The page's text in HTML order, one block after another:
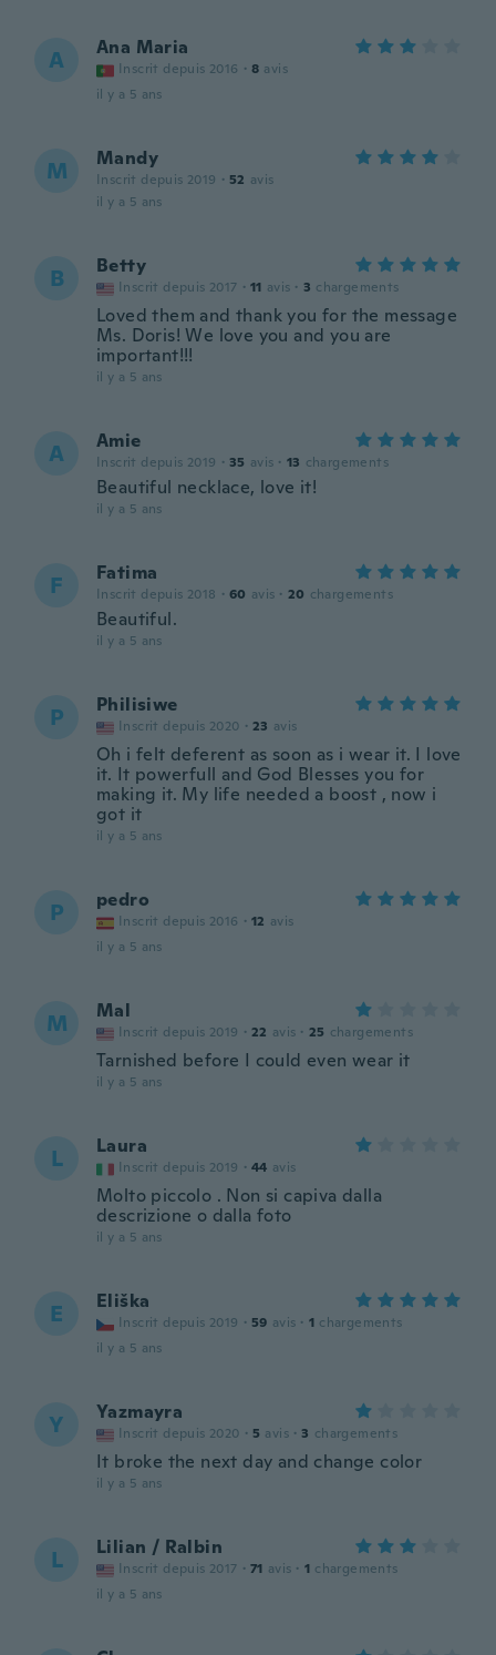
A Ana Maria
Inscrit depuis 2016 · 8 avis
il y a 5 ans
M Mandy
Inscrit depuis 2019 · 52 avis
il y a 5 ans
B Betty
Inscrit depuis 2017 · 11 avis · 3 chargements
Loved them and thank you for the message
Ms. Doris! We love you and you are
important!!!
il y a 5 ans
A Amie
Inscrit depuis 2019 · 35 avis · 13 chargements
Beautiful necklace, love it!
il y a 5 ans
F Fatima
Inscrit depuis 2018 · 60 avis · 20 chargements
Beautiful.
il y a 5 ans
P Philisiwe
Inscrit depuis 2020 · 23 avis
Oh i felt deferent as soon as i wear it. I love
it. It powerfull and God Blesses you for
making it. My life needed a boost , now i
got it
il y a 5 ans
P pedro
Inscrit depuis 2016 · 12 avis
il y a 5 ans
M Mal
Inscrit depuis 2019 · 22 avis · 25 chargements
Tarnished before I could even wear it
il y a 5 ans
L Laura
Inscrit depuis 2019 · 44 avis
Molto piccolo . Non si capiva dalla
descrizione o dalla foto
il y a 5 ans
E Eliška
Inscrit depuis 2019 · 59 avis · 1 chargements
il y a 5 ans
Y Yazmayra
Inscrit depuis 2020 · 5 avis · 3 chargements
It broke the next day and change color
il y a 5 ans
L Lilian / Ralbin
Inscrit depuis 2017 · 71 avis · 1 chargements
il y a 5 ans